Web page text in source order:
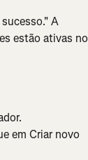
A
estão ativas no
em Criar novo